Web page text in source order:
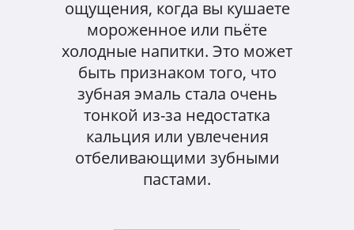
ощущения, когда вы кушаете
мороженное или пьёте
холодные напитки. Это может
быть признаком того, что
зубная эмаль стала очень
тонкой из-за недостатка
кальция или увлечения
отбеливающими зубными
пастами.